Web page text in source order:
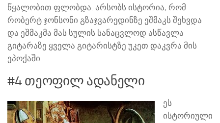
წყალობით ფლობდა. არსობს ისტორია, რომ
რობერტ ჯონსონი გზაჯვარედინზე ეშმაკს შეხვდა
და ეშმაკმა მას სულის სანაცვლოდ ასწავლა
გიტარაზე ყველა გიტარისტზე უკეთ დაკვრა მის
ეპოქაში.
#4 თეოფილ ადანელი
ეს
ისტორიული